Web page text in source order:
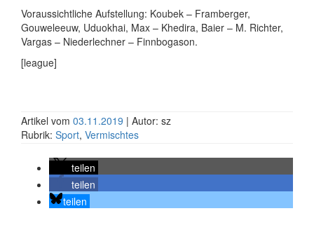
Voraussichtliche Aufstellung: Koubek – Framberger,
Gouweleeuw, Uduokhai, Max – Khedira, Baier – M. Richter,
Vargas – Niederlechner – Finnbogason.
[league]
Artikel vom 03.11.2019 | Autor: sz
Rubrik: Sport, Vermischtes
teilen
teilen
teilen